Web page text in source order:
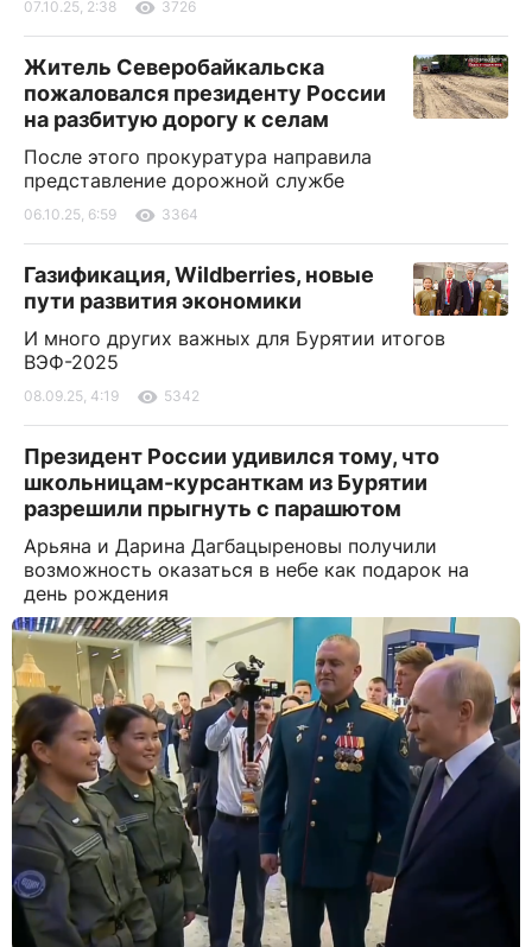
07.10.25, 2:38 3726
Житель Северобайкальска
пожаловался президенту России
на разбитую дорогу к селам
После этого прокуратура направила
представление дорожной службе
06.10.25, 6:59 3364
Газификация, Wildberries, новые
пути развития экономики
И много других важных для Бурятии итогов
ВЭФ-2025
08.09.25, 4:19 5342
Президент России удивился тому, что
школьницам-курсанткам из Бурятии
разрешили прыгнуть с парашютом
Арьяна и Дарина Дагбацыреновы получили
возможность оказаться в небе как подарок на
день рождения